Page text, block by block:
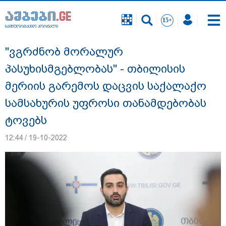
საინფორმაციო პორტალი
"გავიგე, "ნიაკოს" დამცველები გასჩენია...
იმნაძე-ნავროზაშვილები არიან
მანიპულატორები.. ჩემთვის ნია იმნაძე
მკვლელია" - ეკა კუპატაძე
საინფორმაციო პორტალი
"ვგრძნობ მორალურ
პასუხისმგებლობას" - თბილისის
მერიის გარემოს დაცვის საქალაქო
სამსახურის უფროსი თანამდებობას
ტოვებს
12:44 / 19-10-2022